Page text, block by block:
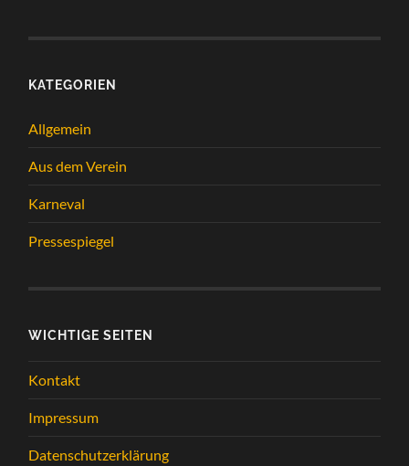
KATEGORIEN
Allgemein
Aus dem Verein
Karneval
Pressespiegel
WICHTIGE SEITEN
Kontakt
Impressum
Datenschutzerklärung